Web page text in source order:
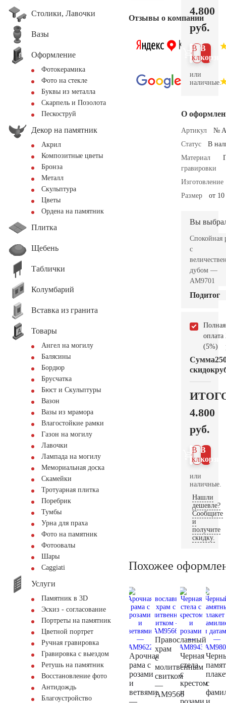
Столики, Лавочки
Вазы
Оформление
Фотокерамика
Фото на стекле
Буквы из металла
Скарпель и Позолота
Пескоструй
Декор на памятник
Акрил
Композитные цветы
Бронза
Металл
Скульптура
Цветы
Ордена на памятник
Плитка
Щебень
Таблички
Колумбарий
Вставка из гранита
Товары
Ангел на могилу
Балясины
Бордюр
Брусчатка
Бюст и Скульптуры
Вазон
Вазы из мрамора
Влагостойкие рамки
Газон на могилу
Лавочки
Лампада на могилу
Мемориальная доска
Скамейки
Тротуарная плитка
Поребрик
Тумбы
Урна для праха
Фото на памятник
Фотоовалы
Шары
Сaggiati
Услуги
Памятник в 3D
Эскиз - согласование
Портреты на памятник
Цветной портрет
Ручная гравировка
Гравировка с выездом
Ретушь на памятник
Восстановление фото
Антидождь
Благоустройство
Отзывы о компании
4.800
руб.
В
В 1
клик
или
наличные.
О
Артикул
№
Статус
В
Материал
гравировки
Изготовление
Размер
от
Вы
Спокойная
с
дубом —
AM9701
Подитог
Полная
оплата
(5%)
Сумма
скидок
4.800
руб.
В
В 1
клик
или
наличные.
Нашли
дешевле?
Сообщите
и
получите
скидку.
Похожее
Арочная
рама с
розами
и
ветвями
—
Православный
храм
с
молитвенным
свитком
—
AM9566
Черная
стела
с
крестом
и
розами
с
и